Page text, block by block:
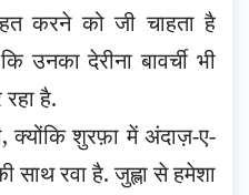
करने को जी चाहता है
देरीना बावर्ची भी
है.
क्योंकि शुरफ़ा में अंदाज़-ए-
साथ रवा है. जुह्ला से हमेशा